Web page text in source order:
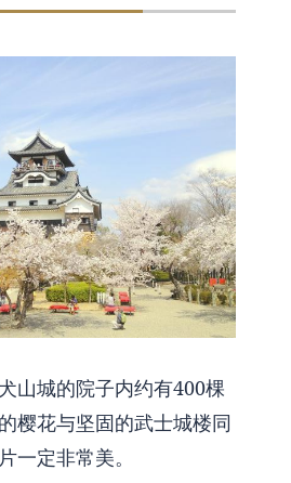
山城的院子内约有400棵
樱花与坚固的武士城楼同
一定非常美。